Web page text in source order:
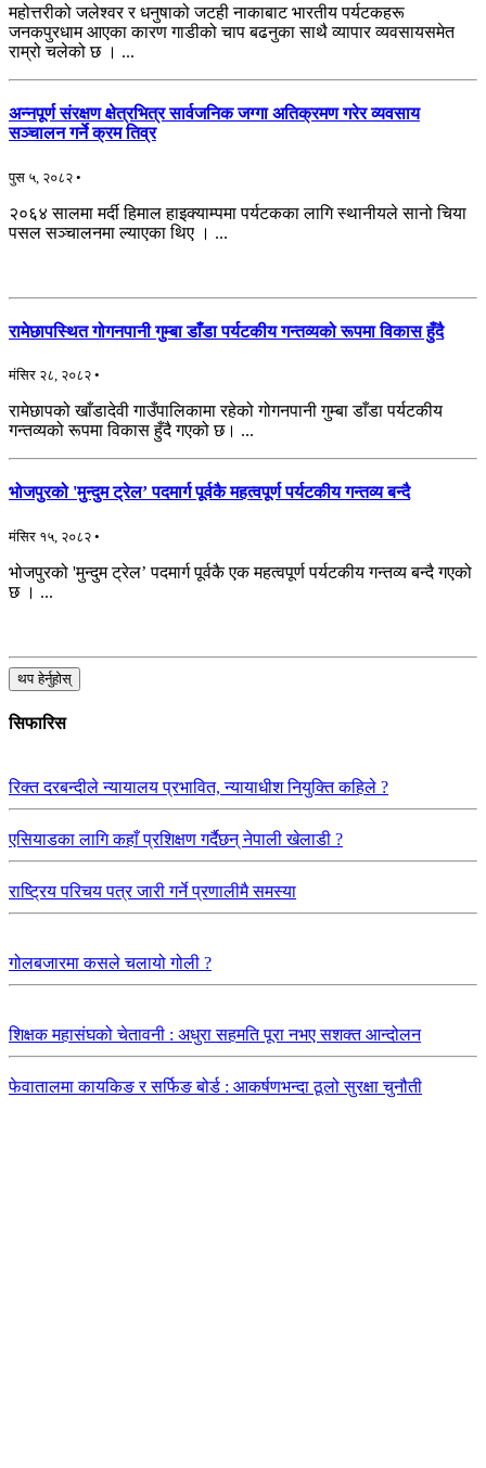
महोत्तरीको जलेश्वर र धनुषाको जटही नाकाबाट भारतीय पर्यटकहरू
जनकपुरधाम आएका कारण गाडीको चाप बढनुका साथै व्यापार व्यवसायसमेत
राम्रो चलेको छ । ...
अन्नपूर्ण संरक्षण क्षेत्रभित्र सार्वजनिक जग्गा अतिक्रमण गरेर व्यवसाय
सञ्चालन गर्ने क्रम तिव्र
पुस ५, २०८२ •
२०६४ सालमा मर्दी हिमाल हाइक्याम्पमा पर्यटकका लागि स्थानीयले सानो चिया
पसल सञ्चालनमा ल्याएका थिए । ...
रामेछापस्थित गोगनपानी गुम्बा डाँडा पर्यटकीय गन्तव्यको रूपमा विकास हुँदै
मंसिर २८, २०८२ •
रामेछापको खाँडादेवी गाउँपालिकामा रहेको गोगनपानी गुम्बा डाँडा पर्यटकीय
गन्तव्यको रूपमा विकास हुँदै गएको छ। ...
भोजपुरको 'मुन्दुम ट्रेल’ पदमार्ग पूर्वकै महत्वपूर्ण पर्यटकीय गन्तव्य बन्दै
मंसिर १५, २०८२ •
भोजपुरको 'मुन्दुम ट्रेल’ पदमार्ग पूर्वकै एक महत्वपूर्ण पर्यटकीय गन्तव्य बन्दै गएको
छ । ...
थप हेर्नुहोस्
सिफारिस
रिक्त दरबन्दीले न्यायालय प्रभावित, न्यायाधीश नियुक्ति कहिले ?
एसियाडका लागि कहाँ प्रशिक्षण गर्दैछन् नेपाली खेलाडी ?
राष्ट्रिय परिचय पत्र जारी गर्ने प्रणालीमै समस्या
गोलबजारमा कसले चलायो गोली ?
शिक्षक महासंघको चेतावनी : अधुरा सहमति पूरा नभए सशक्त आन्दोलन
फेवातालमा कायकिङ र सर्फिङ बोर्ड : आकर्षणभन्दा ठूलो सुरक्षा चुनौती